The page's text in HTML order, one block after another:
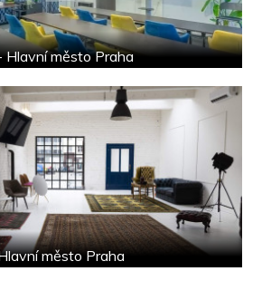
město Praha
město Praha